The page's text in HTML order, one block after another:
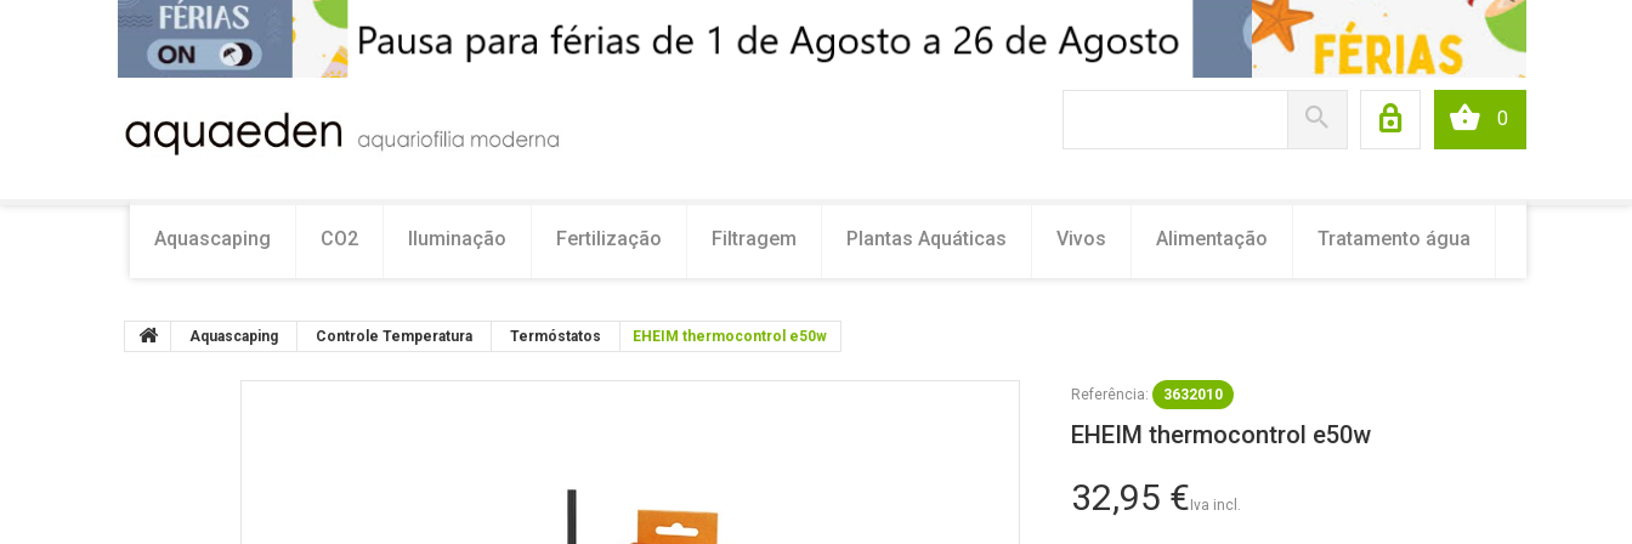
0
Aquascaping CO2 Iluminação Fertilização Filtragem Plantas Aquáticas Vivos Alimentação Tratamento água
Aquascaping Controle Temperatura Termóstatos EHEIM thermocontrol e50w
Referência: 3632010
EHEIM thermocontrol e50w
32,95 €Iva incl.